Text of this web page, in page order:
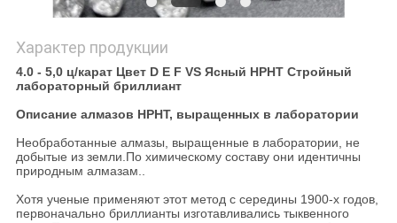
Характер продукции
4.0 - 5,0 ц/карат Цвет D E F VS Ясный HPHT Стройный
лабораторный бриллиант
Описание алмазов HPHT, выращенных в лаборатории
Необработанные алмазы, выращенные в лаборатории, не
добытые из земли.По химическому составу они идентичны
природным алмазам..
Хотя ученые применяют этот метод с середины 1900-х годов,
первоначально бриллианты изготавливались тыквенного